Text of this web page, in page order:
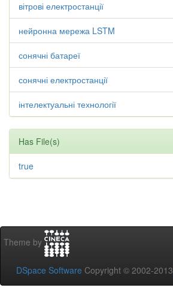
вітрові електростанції
нейронна мережа LSTM
сонячні батареї
сонячні електростанції
інтелектуальні технології
Has File(s)
true
Theme by
DSpace Software Copyright © 2002-2013